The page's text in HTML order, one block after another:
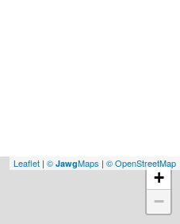
+
−
Leaflet | © JawgMaps | © OpenStreetMap